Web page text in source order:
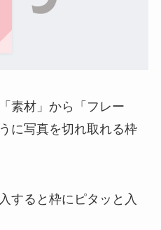
素材」から「フレー
に写真を切れ取れる枠
すると枠にピタッと入